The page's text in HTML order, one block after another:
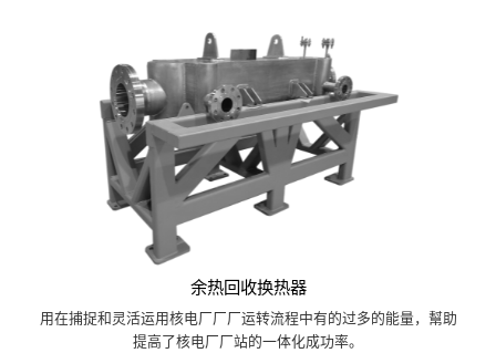
余热回收换热器
用在捕捉和灵活运用核电厂厂厂运转流程中有的过多的能量，幫助
提高了核电厂厂站的一体化成功率。